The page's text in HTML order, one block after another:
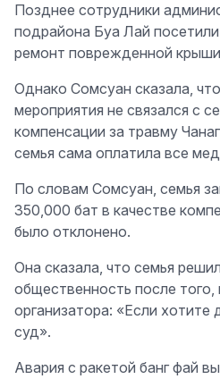
Позднее сотрудники
подрайона Буа Лай
ремонт поврежденной
Однако Сомсуан сказала,
мероприятия не связался с
компенсации за травму
семья сама оплатила все
По словам Сомсуан, семья
350,000 бат в качестве
было отклонено.
Она сказала, что семья
общественность после того,
организатора: «Если хотите
суд».
Авария с ракетой банг фай